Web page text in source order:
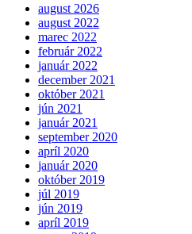
august 2026
august 2022
marec 2022
február 2022
január 2022
december 2021
október 2021
jún 2021
január 2021
september 2020
apríl 2020
január 2020
október 2019
júl 2019
jún 2019
apríl 2019